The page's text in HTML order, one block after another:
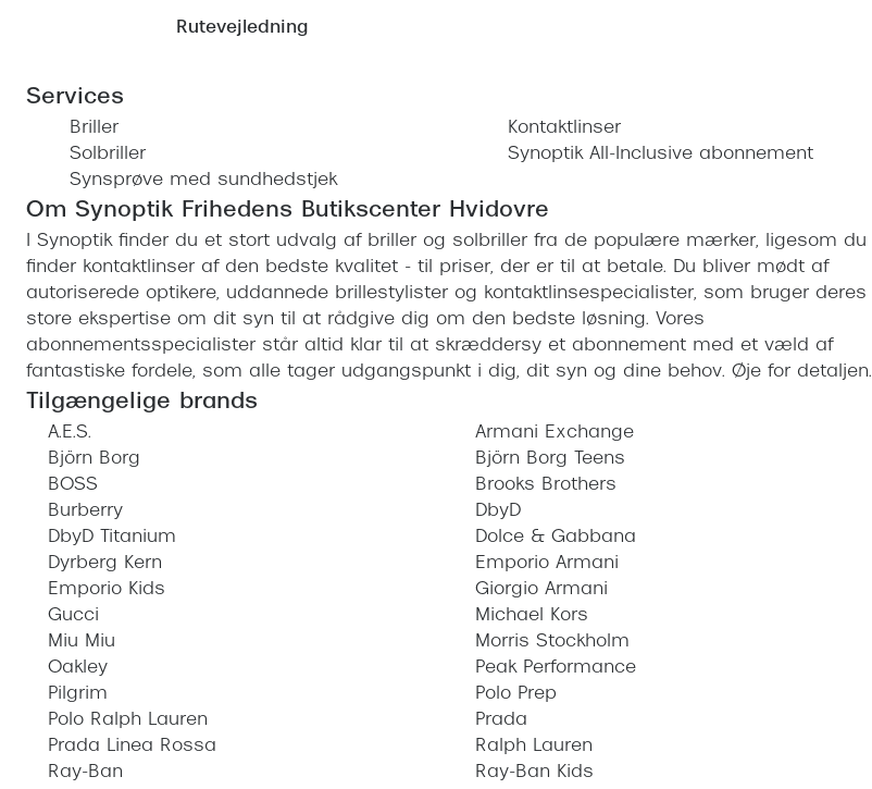
Rutevejledning
Services
Briller
Kontaktlinser
Solbriller
Synoptik All-Inclusive abonnement
Synsprøve med sundhedstjek
Om Synoptik Frihedens Butikscenter Hvidovre
I Synoptik finder du et stort udvalg af briller og solbriller fra de populære mærker, ligesom du
finder kontaktlinser af den bedste kvalitet - til priser, der er til at betale. Du bliver mødt af
autoriserede optikere, uddannede brillestylister og kontaktlinsespecialister, som bruger deres
store ekspertise om dit syn til at rådgive dig om den bedste løsning. Vores
abonnementsspecialister står altid klar til at skræddersy et abonnement med et væld af
fantastiske fordele, som alle tager udgangspunkt i dig, dit syn og dine behov. Øje for detaljen.
Tilgængelige brands
A.E.S.
Armani Exchange
Björn Borg
Björn Borg Teens
BOSS
Brooks Brothers
Burberry
DbyD
DbyD Titanium
Dolce & Gabbana
Dyrberg Kern
Emporio Armani
Emporio Kids
Giorgio Armani
Gucci
Michael Kors
Miu Miu
Morris Stockholm
Oakley
Peak Performance
Pilgrim
Polo Prep
Polo Ralph Lauren
Prada
Prada Linea Rossa
Ralph Lauren
Ray-Ban
Ray-Ban Kids